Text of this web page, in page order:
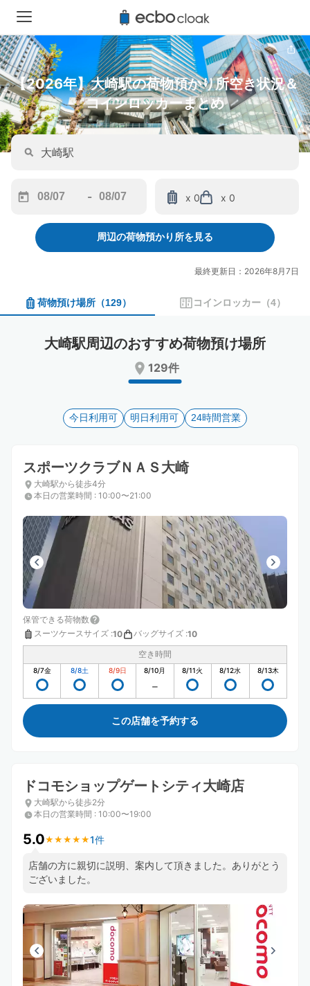
【2026年】大崎駅の荷物預かり所空き状況＆
コインロッカーまとめ
forward
interact
calendar
and
date.
the
keyboard
shortcuts
for
changing
dates.
-
backward
to
interact
and
a
date.
mark
key
the
keyboard
shortcuts
for
changing
dates.
x 0 x 0
周辺の荷物預かり所を見る
最終更新日：2026年8月7日
荷物預け場所 （129） コインロッカー （4）
大崎駅周辺のおすすめ荷物預け場所
129件
今日利用可 明日利用可 24時間営業
スポーツクラブＮＡＳ大崎
大崎駅から徒歩4分
本日の営業時間 : 10:00〜21:00
保管できる荷物数
スーツケースサイズ :10 バッグサイズ :10
空き時間
8/7金 8/8土 8/9日 8/10月 8/11火 8/12水 8/13木
この店舗を予約する
ドコモショップゲートシティ大崎店
大崎駅から徒歩2分
本日の営業時間 : 10:00〜19:00
5.0★ ★ ★ ★ ★
★ ★ ★ ★ ★1件
店舗の方に親切に説明、案内して頂きました。ありがとう
ございました。